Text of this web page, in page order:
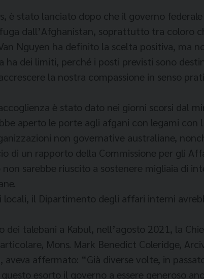
è stato lanciato dopo che il governo
dall’Afghanistan, soprattutto tra coloro
Nguyen ha definito la scelta positiva, ma
ha dei limiti, perché i posti previsti sono
la nostra compassione in senso
è stato dato nei giorni scorsi dal
aperto le porte agli afgani con legami con
non governative australiane,
di un rapporto della Commissione per gli
sarebbe riuscito a sostenere migliaia di
il Dipartimento degli affari interni
talebani a Kabul, nell’agosto 2021, la
Mons. Mark Benedict Coleridge,
affermato: “Già diverse volte, in
esorto il governo a essere generoso